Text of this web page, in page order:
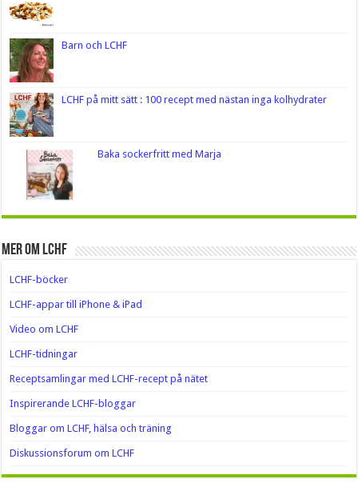
Barn och LCHF
LCHF på mitt sätt : 100 recept med nästan inga kolhydrater
Baka sockerfritt med Marja
Mer om LCHF
LCHF-böcker
LCHF-appar till iPhone & iPad
Video om LCHF
LCHF-tidningar
Receptsamlingar med LCHF-recept på nätet
Inspirerande LCHF-bloggar
Bloggar om LCHF, hälsa och träning
Diskussionsforum om LCHF